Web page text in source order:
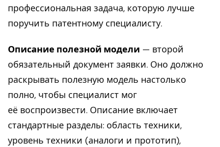
профессиональная задача, которую лучше
поручить патентному специалисту.
Описание полезной модели — второй
обязательный документ заявки. Оно должно
раскрывать полезную модель настолько
полно, чтобы специалист мог
её воспроизвести. Описание включает
стандартные разделы: область техники,
уровень техники (аналоги и прототип),